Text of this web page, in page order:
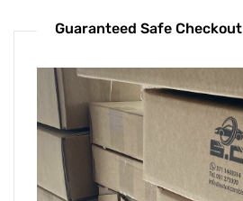
Guaranteed Safe Checkout